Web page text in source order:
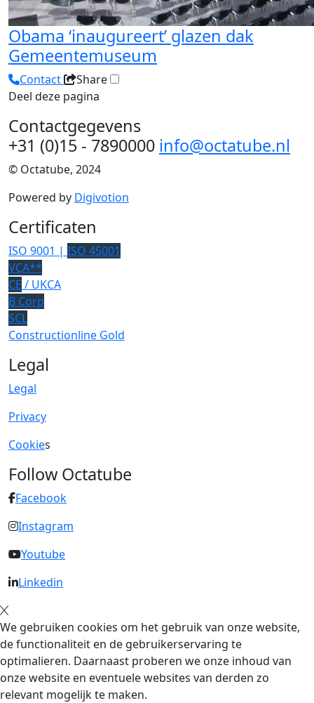
Obama ‘inaugureert’ glazen dak
Gemeentemuseum
Contact
Share
Deel deze pagina
Contactgegevens
+31 (0)15 - 7890000 info@octatube.nl
© Octatube, 2024
Powered by Digivotion
Certificaten
ISO 9001 | ISO 45001
VCA**
CE / UKCA
B Corp
SCL
Constructionline Gold
Legal
Legal
Privacy
Cookies
Follow Octatube
Facebook
Instagram
Youtube
Linkedin
We gebruiken cookies om het gebruik van onze website,
de functionaliteit en de gebruikerservaring te
optimalieren. Daarnaast proberen we onze inhoud van
onze website en eventuele websites van derden zo
relevant mogelijk te maken.